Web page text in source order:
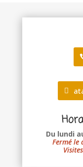
Du lundi
Fermé le